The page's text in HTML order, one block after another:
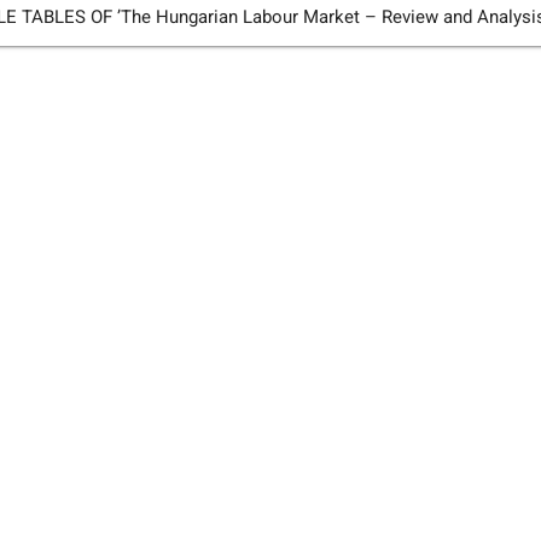
TABLES OF ’The Hungarian Labour Market – Review and